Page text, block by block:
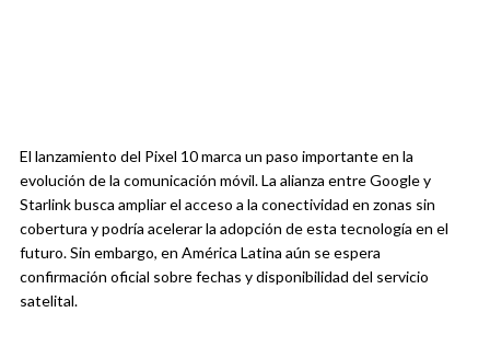
El lanzamiento del Pixel 10 marca un paso importante en la
evolución de la comunicación móvil. La alianza entre Google y
Starlink busca ampliar el acceso a la conectividad en zonas sin
cobertura y podría acelerar la adopción de esta tecnología en el
futuro. Sin embargo, en América Latina aún se espera
confirmación oficial sobre fechas y disponibilidad del servicio
satelital.